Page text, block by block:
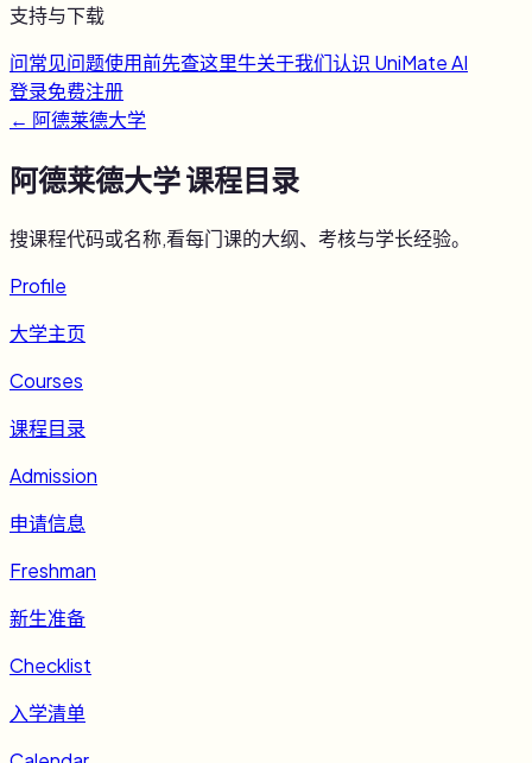
支持与下载
问常见问题使用前先查这里牛关于我们认识 UniMate AI
登录免费注册
← 阿德莱德大学
阿德莱德大学课程目录
搜课程代码或名称,看每门课的大纲、考核与学长经验。
Profile
大学主页
Courses
课程目录
Admission
申请信息
Freshman
新生准备
Checklist
入学清单